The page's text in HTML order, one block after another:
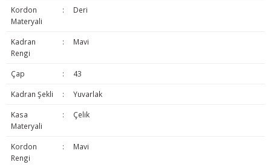
Kordon
Materyali
: Deri
Kadran
Rengi
: Mavi
Çap : 43
Kadran Şekli : Yuvarlak
Kasa
Materyali
: Çelik
Kordon
Rengi
: Mavi